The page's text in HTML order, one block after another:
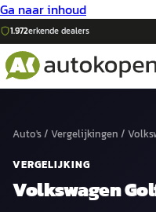
Ga naar inhoud
1.972erkende dealers
Auto's/ Vergelijkingen /
VERGELIJKING
Volkswagen